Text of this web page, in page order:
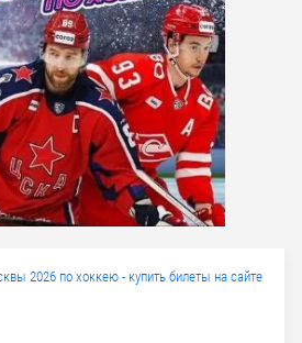
2026 по хоккею - купить билеты на сайте